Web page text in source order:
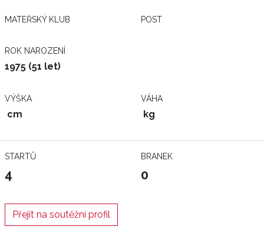
MATEŘSKÝ KLUB POST
ROK NAROZENÍ
1975 (51 let)
VÝŠKA
cm
VÁHA
kg
STARTŮ
4
BRANEK
0
Přejít na soutěžní profil